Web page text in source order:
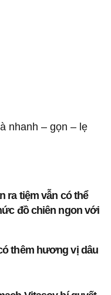
nhanh – gọn – lẹ
ra tiệm vẫn có thể
đồ chiên ngon với
thêm hương vị dâu